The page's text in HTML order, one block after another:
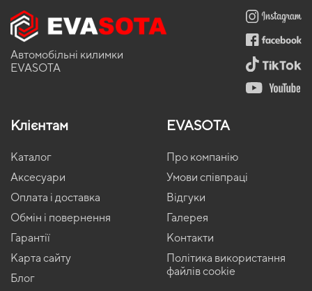
Автомобільні килимки
EVASOTA
Клієнтам
Каталог
Аксесуари
Оплата і доставка
Обмін і повернення
Гарантії
Карта сайту
Блог
EVASOTA
Про компанію
Умови співпраці
Відгуки
Галерея
Контакти
Політика використання
файлів cookie